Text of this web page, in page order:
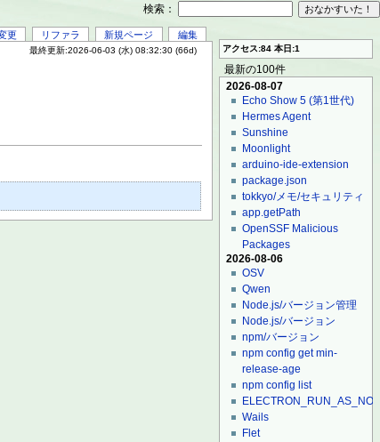
更 リファラ 新規ページ 編集
最終更新:2026-06-03 (水) 08:32:30 (66d) アクセス:84 本日:1
最新の100件
2026-08-07
Echo Show 5 (第1世代)
Hermes Agent
Sunshine
Moonlight
arduino-ide-extension
package.json
tokkyo/メモ/セキュリティ
app.getPath
OpenSSF Malicious
Packages
2026-08-06
OSV
Qwen
Node.js/バージョン管理
Node.js/バージョン
npm/バージョン
npm config get min-
release-age
npm config list
Wails
Flet
検索：